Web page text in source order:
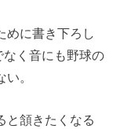
めに書き下ろし
く音にも野球の
。
と頷きたくなる